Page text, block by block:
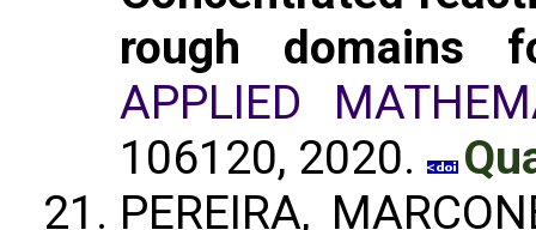
rough domains
APPLIED
106120, 2020.
PEREIRA,